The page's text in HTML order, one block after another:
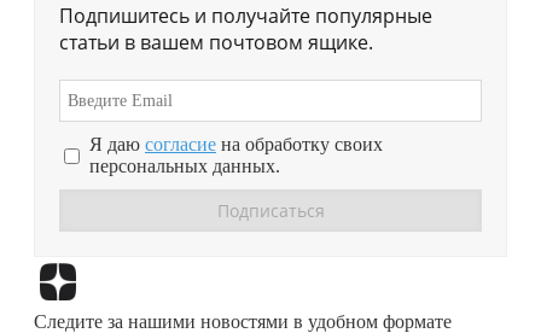
Подпишитесь и получайте популярные
статьи в вашем почтовом ящике.
Я даю согласие на обработку своих
персональных данных.
Следите за нашими новостями в удобном формате